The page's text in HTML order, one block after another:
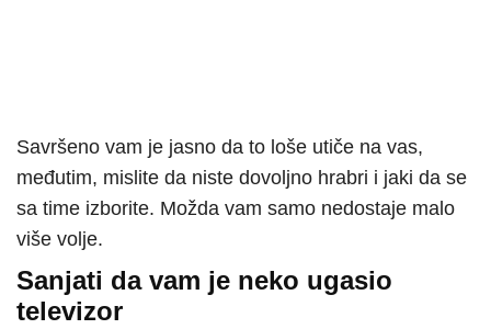
Savršeno vam je jasno da to loše utiče na vas,
međutim, mislite da niste dovoljno hrabri i jaki da se
sa time izborite. Možda vam samo nedostaje malo
više volje.
Sanjati da vam je neko ugasio
televizor